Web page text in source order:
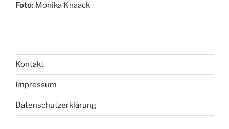
Foto: Monika Knaack
Kontakt
Impressum
Datenschutzerklärung